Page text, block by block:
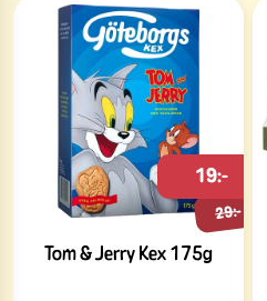
Tom & Jerry Kex 175g
29:-
19:-